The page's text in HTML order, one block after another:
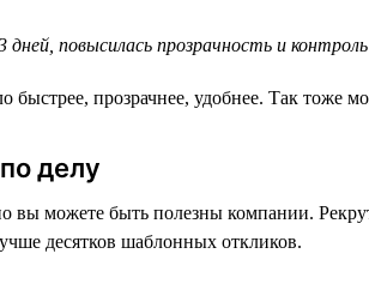
дней, повысилась прозрачность и
прозрачнее, удобнее. Так тоже
делу
можете быть полезны компании.
десятков шаблонных откликов.